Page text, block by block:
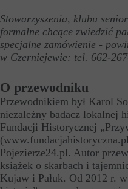
Stowarzyszenia, klubu
formalne chcące zwiedzić
specjalne zamówienie -
w Czerniejewie: tel. 662-
O przewodniku
Przewodnikiem był Karol
niezależny badacz lokalnej
Fundacji Historycznej
Pojezierze24.pl. Autor
książek o skarbach i
Kujaw i Pałuk. Od 2012 r.